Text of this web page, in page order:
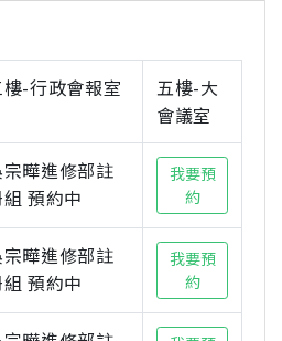
樓-行政會報室
五樓-大
會議室
曄進修部註
預約中
我要預
約
曄進修部註
預約中
我要預
約